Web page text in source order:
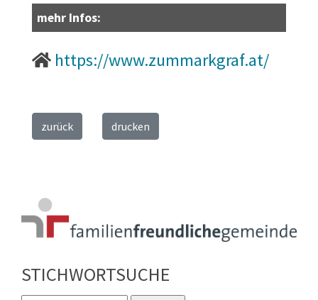
mehr Infos:
https://www.zummarkgraf.at/
zurück drucken
STICHWORTSUCHE